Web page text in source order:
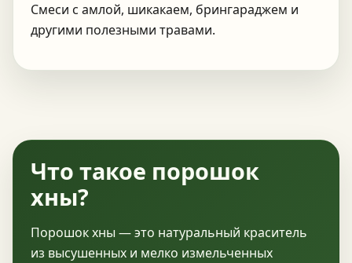
Смеси с амлой, шикакаем, брингараджем и
другими полезными травами.
Что такое порошок
хны?
Порошок хны — это натуральный краситель
из высушенных и мелко измельченных